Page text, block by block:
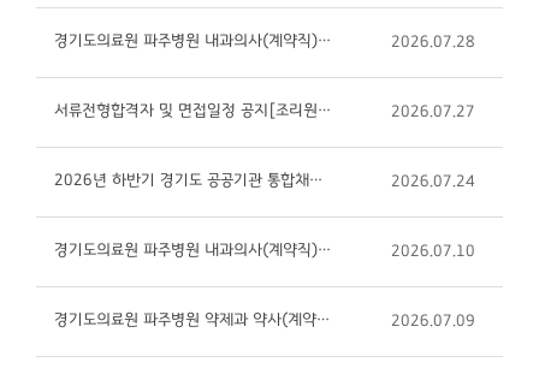
경기도의료원 파주병원 내과의사(계약직) 초빙 (재)공고 (제2026-26-03호) 2026.07.28
서류전형합격자 및 면접일정 공지[조리원(정규직, 2026-30호), 약사(계약직, 2026-31호)] 2026.07.27
2026년 하반기 경기도 공공기관 통합채용 경기도의료원 신입직원 채용 공고 2026.07.24
경기도의료원 파주병원 내과의사(계약직) 초빙 (재)공고 (제2026-26-02호) 2026.07.10
경기도의료원 파주병원 약제과 약사(계약직) 채용 공고(제2026-31호) 2026.07.09